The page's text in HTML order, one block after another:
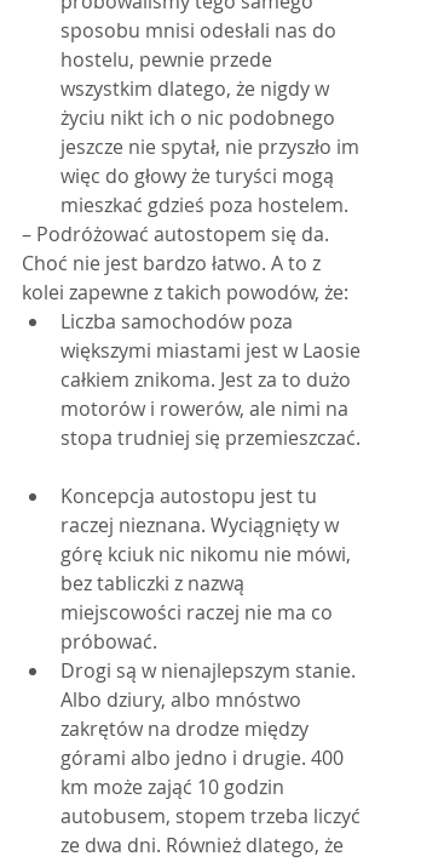
sposobu mnisi odesłali nas do
hostelu, pewnie przede
wszystkim dlatego, że nigdy w
życiu nikt ich o nic podobnego
jeszcze nie spytał, nie przyszło im
więc do głowy że turyści mogą
mieszkać gdzieś poza hostelem.
– Podróżować autostopem się da.
Choć nie jest bardzo łatwo. A to z
kolei zapewne z takich powodów, że:
Liczba samochodów poza
większymi miastami jest w Laosie
całkiem znikoma. Jest za to dużo
motorów i rowerów, ale nimi na
stopa trudniej się przemieszczać.
Koncepcja autostopu jest tu
raczej nieznana. Wyciągnięty w
górę kciuk nic nikomu nie mówi,
bez tabliczki z nazwą
miejscowości raczej nie ma co
próbować.
Drogi są w nienajlepszym stanie.
Albo dziury, albo mnóstwo
zakrętów na drodze między
górami albo jedno i drugie. 400
km może zająć 10 godzin
autobusem, stopem trzeba liczyć
ze dwa dni. Również dlatego, że